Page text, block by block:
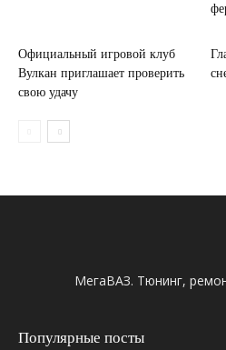
Официальный игровой клуб
Вулкан приглашает проверить
свою удачу
МегаВАЗ. Тюнинг,
Популярные посты